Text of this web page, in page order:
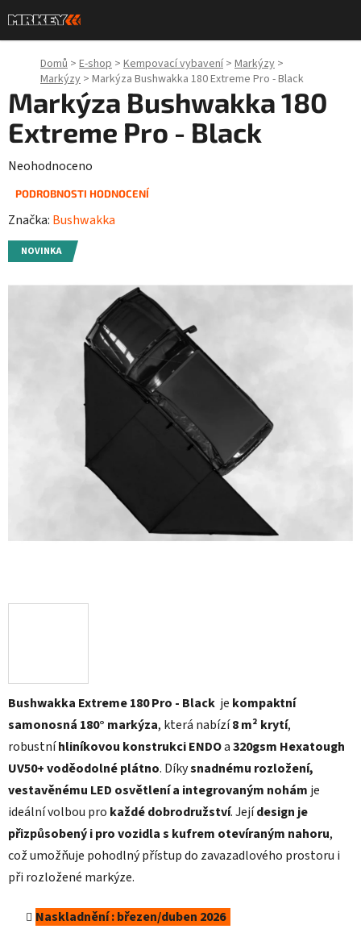
na
obsah
Domů > E-shop > Kempovací vybavení > Markýzy >
Markýzy > Markýza Bushwakka 180 Extreme Pro - Black
Bushwakka Extreme 180 Pro - Black je kompaktní
samonosná 180° markýza, která nabízí8 m² krytí,
robustníhliníkovou konstrukci ENDOa320gsm Hexatough
UV50+ voděodolné plátno. Díkysnadnému rozložení,
vestavěnému LED osvětlení a integrovaným nohám je
ideální volbou pro každé dobrodružství. Jejídesign je
přizpůsobený i pro vozidla s kufrem otevíraným nahoru,
což umožňuje pohodlný přístup do zavazadlového prostoru i
při rozložené markýze.
Naskladnění :březen/duben 2026
Markýza Bushwakka 180
Extreme Pro - Black
Průměrné
hodnocení
0,0
Neohodnoceno
PODROBNOSTI HODNOCENÍ
Značka: Bushwakka
NOVINKA